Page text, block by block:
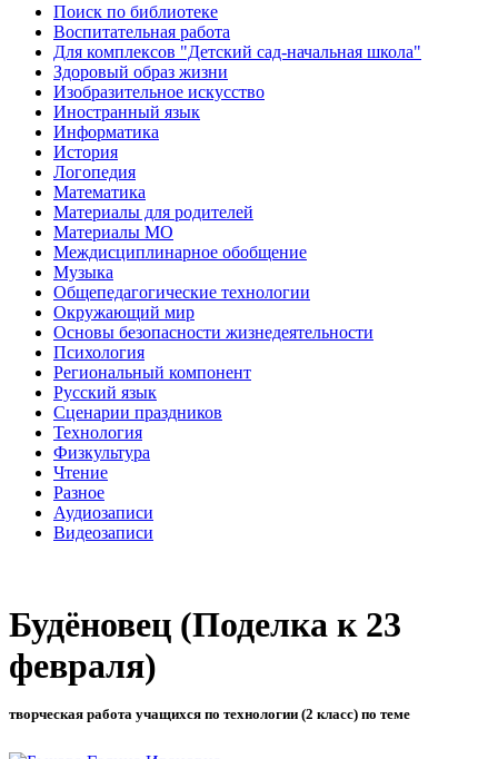
Поиск по библиотеке
Воспитательная работа
Для комплексов "Детский сад-начальная школа"
Здоровый образ жизни
Изобразительное искусство
Иностранный язык
Информатика
История
Логопедия
Математика
Материалы для родителей
Материалы МО
Междисциплинарное обобщение
Музыка
Общепедагогические технологии
Окружающий мир
Основы безопасности жизнедеятельности
Психология
Региональный компонент
Русский язык
Сценарии праздников
Технология
Физкультура
Чтение
Разное
Аудиозаписи
Видеозаписи
Будёновец (Поделка к 23
февраля)
творческая работа учащихся по технологии (2 класс) по теме